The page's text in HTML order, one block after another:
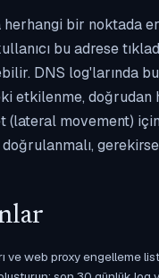
herhangi bir noktada
bu adrese
DNS log'larında
etkilenme,
movement)
ve web proxy engelleme